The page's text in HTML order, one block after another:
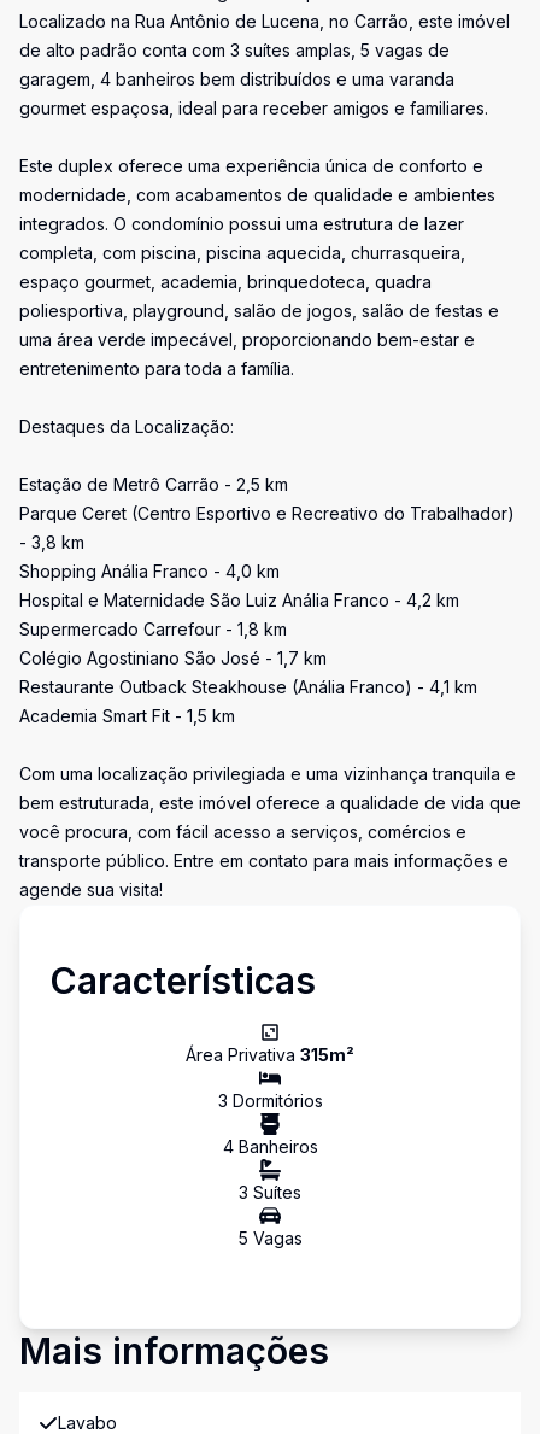
Localizado na Rua Antônio de Lucena, no Carrão, este imóvel
de alto padrão conta com 3 suítes amplas, 5 vagas de
garagem, 4 banheiros bem distribuídos e uma varanda
gourmet espaçosa, ideal para receber amigos e familiares.
Este duplex oferece uma experiência única de conforto e
modernidade, com acabamentos de qualidade e ambientes
integrados. O condomínio possui uma estrutura de lazer
completa, com piscina, piscina aquecida, churrasqueira,
espaço gourmet, academia, brinquedoteca, quadra
poliesportiva, playground, salão de jogos, salão de festas e
uma área verde impecável, proporcionando bem-estar e
entretenimento para toda a família.
Destaques da Localização:
Estação de Metrô Carrão - 2,5 km
Parque Ceret (Centro Esportivo e Recreativo do Trabalhador)
- 3,8 km
Shopping Anália Franco - 4,0 km
Hospital e Maternidade São Luiz Anália Franco - 4,2 km
Supermercado Carrefour - 1,8 km
Colégio Agostiniano São José - 1,7 km
Restaurante Outback Steakhouse (Anália Franco) - 4,1 km
Academia Smart Fit - 1,5 km
Com uma localização privilegiada e uma vizinhança tranquila e
bem estruturada, este imóvel oferece a qualidade de vida que
você procura, com fácil acesso a serviços, comércios e
transporte público. Entre em contato para mais informações e
agende sua visita!
Características
Área Privativa 315m²
3 Dormitórios
4Banheiros
3 Suítes
5 Vagas
Mais informações
Lavabo